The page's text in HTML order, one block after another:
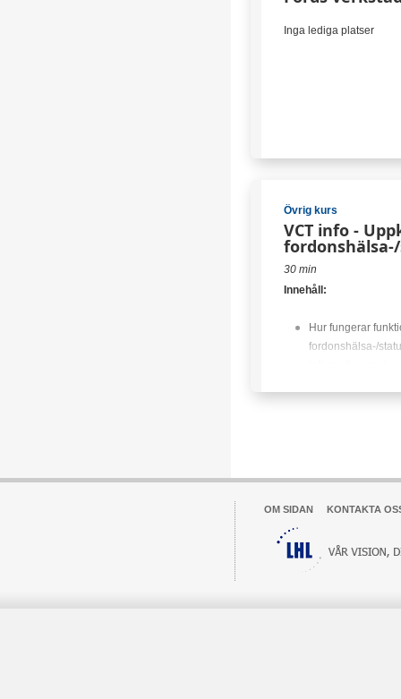
Förkunskaper:
Inga lediga platser
Övrig kurs
VCT info -
30 min
Innehåll:
Hur fungerar
fordonshälsa-/
Inga lediga platser
OM SIDAN KONTAKTA